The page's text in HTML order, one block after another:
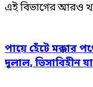
এই বিভাগের আরও
পায়ে হেঁটে মক্কার
দুলাল, ভিসাবিহীন